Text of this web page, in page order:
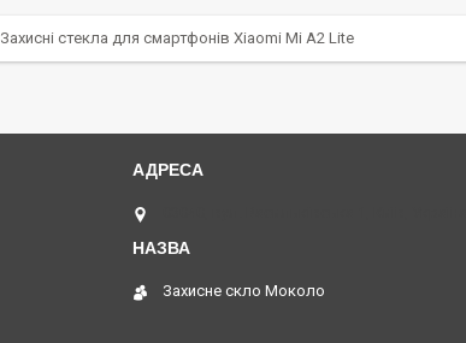
Захисні стекла для смартфонів Xiaomi Mi A2 Lite
Захисне скло Moколо